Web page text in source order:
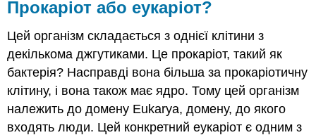
Прокаріот або еукаріот?
Цей організм складається з однієї клітини з
декількома джгутиками. Це прокаріот, такий як
бактерія? Насправді вона більша за прокаріотичну
клітину, і вона також має ядро. Тому цей організм
належить до домену Eukarya, домену, до якого
входять люди. Цей конкретний еукаріот є одним з